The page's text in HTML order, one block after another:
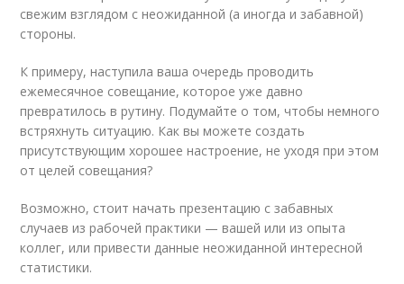
свежим взглядом с неожиданной (а иногда и забавной)
стороны.
К примеру, наступила ваша очередь проводить
ежемесячное совещание, которое уже давно
превратилось в рутину. Подумайте о том, чтобы немного
встряхнуть ситуацию. Как вы можете создать
присутствующим хорошее настроение, не уходя при этом
от целей совещания?
Возможно, стоит начать презентацию с забавных
случаев из рабочей практики — вашей или из опыта
коллег, или привести данные неожиданной интересной
статистики.